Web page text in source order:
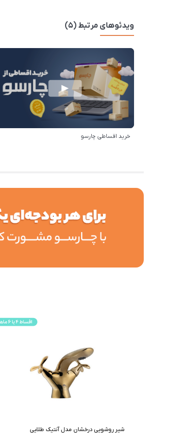
ویدئوهای مرتبط (5)
خرید اقساطی چارسو
شیر روشویی درخشان مدل آنتیک طلایی